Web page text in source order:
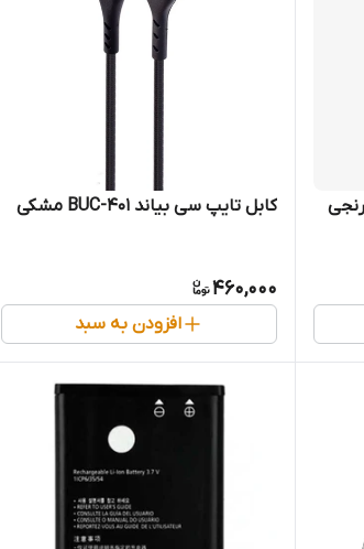
کابل تایپ سی بیاند BUC-401 مشکی
460,000
افزودن به سبد